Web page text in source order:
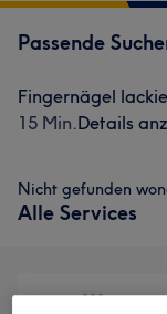
Passende
Fingernägel
15 Min.Details
Nicht gefunden
Alle Services